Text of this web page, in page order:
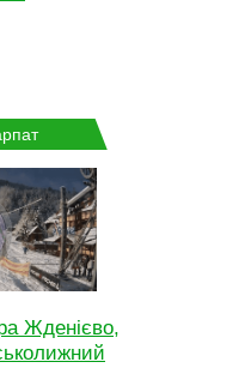
Жденієво,